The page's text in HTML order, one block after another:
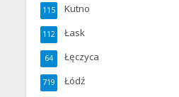
Kutno
115
Łask
112
Łęczyca
64
Łódź
719